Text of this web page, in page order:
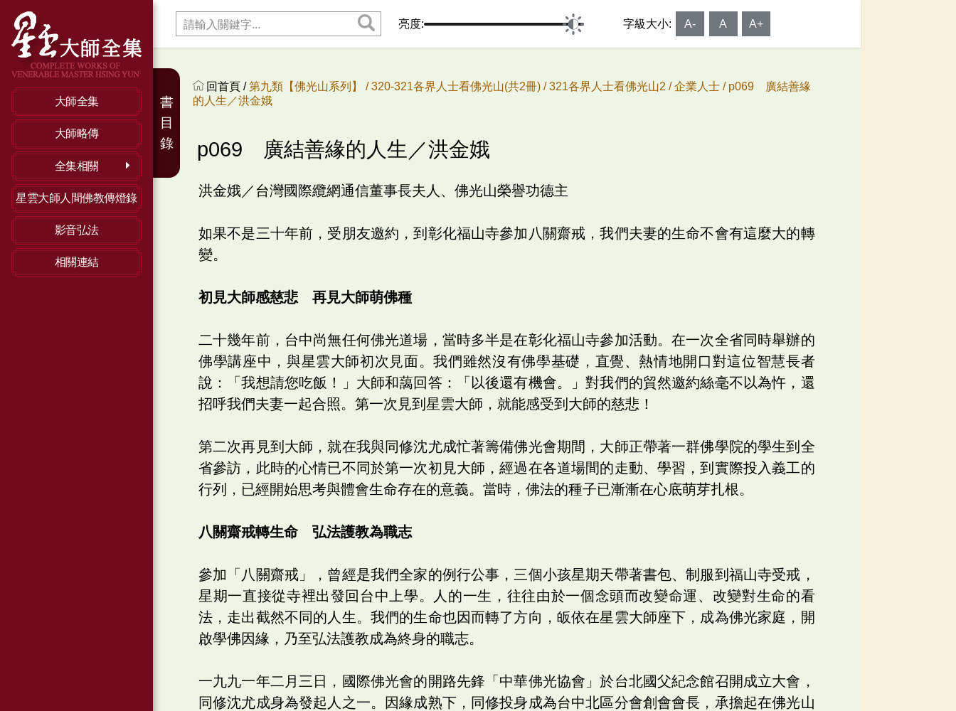
大師全集
大師略傳
全集相關
星雲大師人間佛教傳燈錄
影音弘法
相關連結
亮度: 字級大小: A- A A+
回首頁 /第九類【佛光山系列】 /320-321各界人士看佛光山(共2冊) /321各界人士看佛光山2 /企業人士 / p069 廣結善緣
的人生／洪金娥
p069 廣結善緣的人生／洪金娥
洪金娥／台灣國際纜網通信董事長夫人、佛光山榮譽功德主
如果不是三十年前，受朋友邀約，到彰化福山寺參加八關齋戒，我們夫妻的生命不會有這麼大的轉
變。
初見大師感慈悲 再見大師萌佛種
二十幾年前，台中尚無任何佛光道場，當時多半是在彰化福山寺參加活動。在一次全省同時舉辦的
佛學講座中，與星雲大師初次見面。我們雖然沒有佛學基礎，直覺、熱情地開口對這位智慧長者
說：「我想請您吃飯！」大師和藹回答：「以後還有機會。」對我們的貿然邀約絲毫不以為忤，還
招呼我們夫妻一起合照。第一次見到星雲大師，就能感受到大師的慈悲！
第二次再見到大師，就在我與同修沈尤成忙著籌備佛光會期間，大師正帶著一群佛學院的學生到全
省參訪，此時的心情已不同於第一次初見大師，經過在各道場間的走動、學習，到實際投入義工的
行列，已經開始思考與體會生命存在的意義。當時，佛法的種子已漸漸在心底萌芽扎根。
八關齋戒轉生命 弘法護教為職志
參加「八關齋戒」，曾經是我們全家的例行公事，三個小孩星期天帶著書包、制服到福山寺受戒，
星期一直接從寺裡出發回台中上學。人的一生，往往由於一個念頭而改變命運、改變對生命的看
法，走出截然不同的人生。我們的生命也因而轉了方向，皈依在星雲大師座下，成為佛光家庭，開
啟學佛因緣，乃至弘法護教成為終身的職志。
一九九一年二月三日，國際佛光會的開路先鋒「中華佛光協會」於台北國父紀念館召開成立大會，
同修沈尤成身為發起人之一。因緣成熟下，同修投身成為台中北區分會創會會長，承擔起在佛光山
書
目
錄